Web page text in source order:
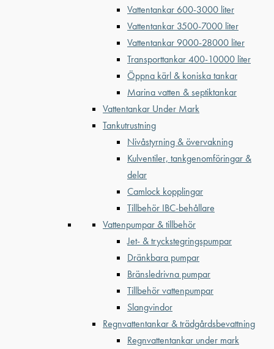
Vattentankar 600-3000 liter
Vattentankar 3500-7000 liter
Vattentankar 9000-28000 liter
Transporttankar 400-10000 liter
Öppna kärl & koniska tankar
Marina vatten & septiktankar
Vattentankar Under Mark
Tankutrustning
Nivåstyrning & övervakning
Kulventiler, tankgenomföringar &
delar
Camlock kopplingar
Tillbehör IBC-behållare
Vattenpumpar & tillbehör
Jet- & tryckstegringspumpar
Dränkbara pumpar
Bränsledrivna pumpar
Tillbehör vattenpumpar
Slangvindor
Regnvattentankar & trädgårdsbevattning
Regnvattentankar under mark